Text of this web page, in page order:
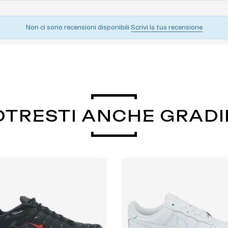
Non ci sono recensioni disponibili Scrivi la tua recensione
ANCHE